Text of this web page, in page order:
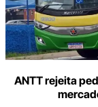
ANTT rejeita